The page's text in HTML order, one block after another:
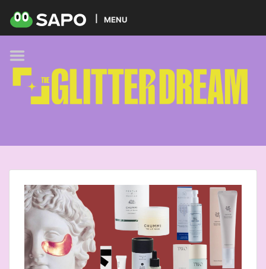
MENU
HOME
PODCAST
GLITTER BRANDS
KIDS
TREND
BEAUTY
PETS
MUSIC